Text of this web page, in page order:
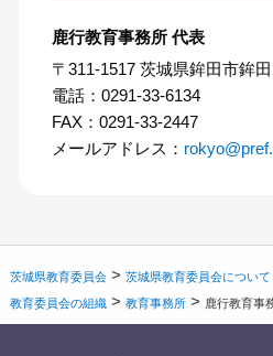
鹿行教育事務所 代表
〒311-1517 茨城県鉾田市鉾
電話：0291-33-6134
FAX：0291-33-2447
メールアドレス：
茨城県教育委員会 >茨城県教育委員会について
教育委員会の組織 >教育事務所 > 鹿行教育事